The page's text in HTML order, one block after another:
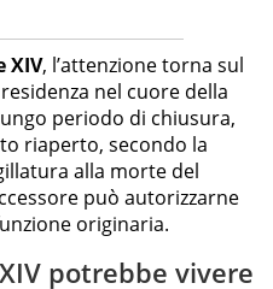
XIV, l’attenzione torna sul
nel cuore della
periodo di chiusura,
riaperto, secondo la
alla morte del
può autorizzarne
originaria.
potrebbe vivere